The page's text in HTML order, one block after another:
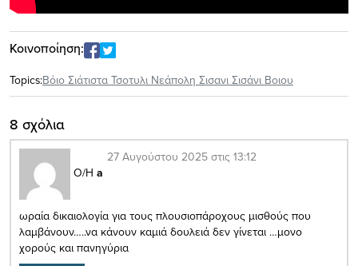
Κοινοποίηση:
Topics:Βόιο Σιάτιστα Τσοτυλι Νεάπολη Σισανι Σισάνι Βοιου
8 σχόλια
Ο/Η a
27 Αυγούστου 2025 στις 13:12
ωραία δικαιολογία για τους πλουσιοπάροχους μισθούς που
λαμβάνουν…..να κάνουν καμιά δουλειά δεν γίνεται …μονο
χορούς και πανηγύρια